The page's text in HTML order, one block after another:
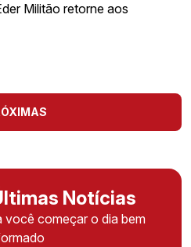
Militão retorne aos
Notícias
você começar o dia bem